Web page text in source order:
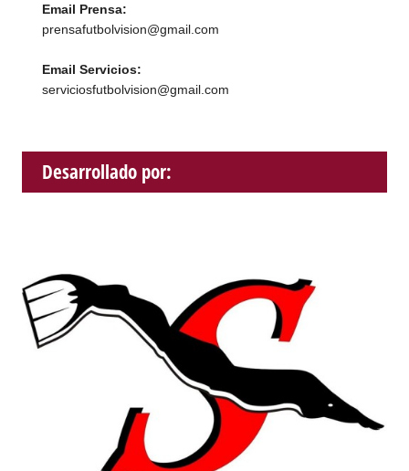
Email Prensa:
prensafutbolvision@gmail.com
Email Servicios:
serviciosfutbolvision@gmail.com
Desarrollado por: